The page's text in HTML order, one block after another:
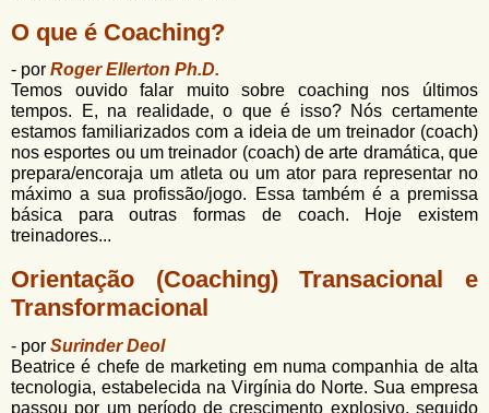
O que é Coaching?
- por Roger Ellerton Ph.D.
Temos ouvido falar muito sobre coaching nos últimos
tempos. E, na realidade, o que é isso? Nós certamente
estamos familiarizados com a ideia de um treinador (coach)
nos esportes ou um treinador (coach) de arte dramática, que
prepara/encoraja um atleta ou um ator para representar no
máximo a sua profissão/jogo. Essa também é a premissa
básica para outras formas de coach. Hoje existem
treinadores...
Orientação (Coaching) Transacional e
Transformacional
- por Surinder Deol
Beatrice é chefe de marketing em numa companhia de alta
tecnologia, estabelecida na Virgínia do Norte. Sua empresa
passou por um período de crescimento explosivo, seguido